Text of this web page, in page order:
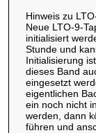
Hinweis zu
Neue LTO-9-
initialisiert
Stunde und
Initialisierung
dieses Band
eingesetzt
eigentlichen
ein noch nicht
werden, dann
führen und